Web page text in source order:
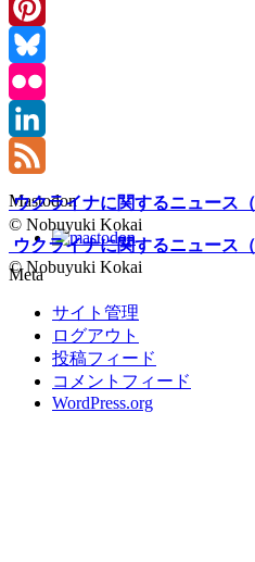
Instagram
Pinterest
Bluesky
Flickr
LinkedIn
Feed
Mastodon
Meta
サイト管理
ログアウト
投稿フィード
コメントフィード
WordPress.org
ウクライナに関するニュース（
© Nobuyuki Kokai
ウクライナに関するニュース（
© Nobuyuki Kokai